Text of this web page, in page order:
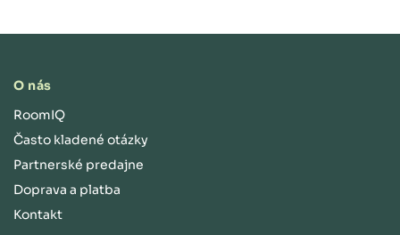
O nás
RoomIQ
Často kladené otázky
Partnerské predajne
Doprava a platba
Kontakt